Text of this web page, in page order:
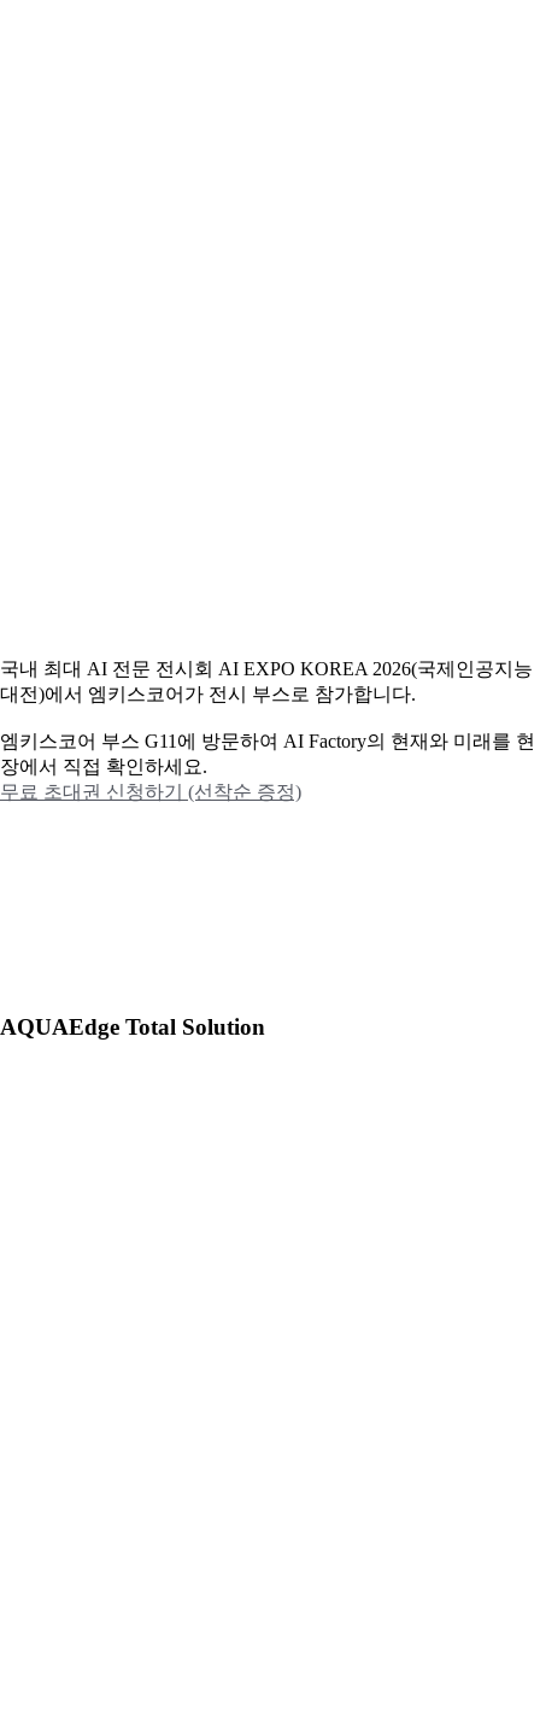
국내 최대 AI 전문 전시회 AI EXPO KOREA 2026(국제인공지능
대전)에서 엠키스코어가 전시 부스로 참가합니다.
엠키스코어 부스 G11에 방문하여 AI Factory의 현재와 미래를 현
장에서 직접 확인하세요.
무료 초대권 신청하기 (선착순 증정)
AQUAEdge Total Solution